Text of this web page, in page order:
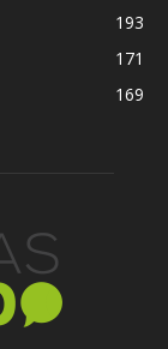
193
171
169